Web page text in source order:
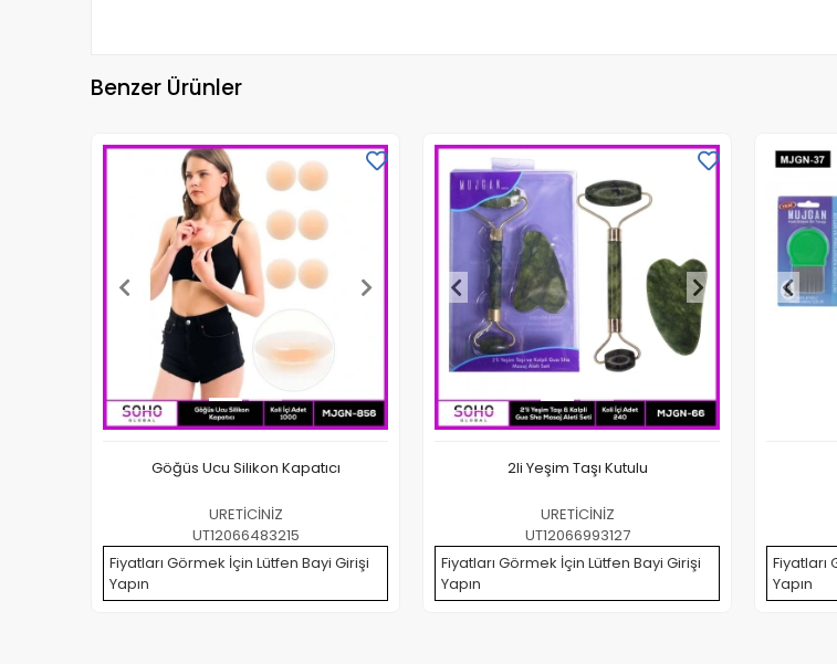
Benzer Ürünler
Göğüs Ucu Silikon Kapatıcı
URETİCİNİZ
UT12066483215
Fiyatları Görmek İçin Lütfen Bayi Girişi
Yapın
2li Yeşim Taşı Kutulu
URETİCİNİZ
UT12066993127
Fiyatları Görmek İçin Lütfen Bayi Girişi
Yapın
Fiyatları
Yapın